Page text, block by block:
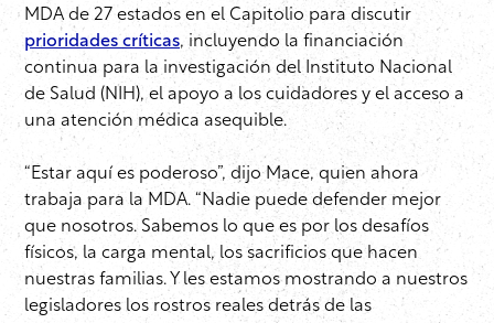
MDA de 27 estados en el Capitolio para discutir
prioridades críticas, incluyendo la financiación
continua para la investigación del Instituto Nacional
de Salud (NIH), el apoyo a los cuidadores y el acceso a
una atención médica asequible.
“Estar aquí es poderoso”, dijo Mace, quien ahora
trabaja para la MDA. “Nadie puede defender mejor
que nosotros. Sabemos lo que es por los desafíos
físicos, la carga mental, los sacrificios que hacen
nuestras familias. Y les estamos mostrando a nuestros
legisladores los rostros reales detrás de las